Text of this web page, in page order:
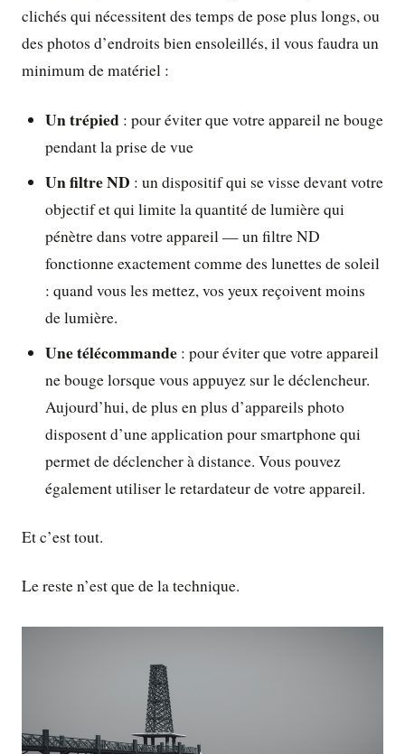
clichés qui nécessitent des temps de pose plus longs, ou
des photos d’endroits bien ensoleillés, il vous faudra un
minimum de matériel :
Un trépied : pour éviter que votre appareil ne bouge
pendant la prise de vue
Un filtre ND : un dispositif qui se visse devant votre
objectif et qui limite la quantité de lumière qui
pénètre dans votre appareil — un filtre ND
fonctionne exactement comme des lunettes de soleil
: quand vous les mettez, vos yeux reçoivent moins
de lumière.
Une télécommande : pour éviter que votre appareil
ne bouge lorsque vous appuyez sur le déclencheur.
Aujourd’hui, de plus en plus d’appareils photo
disposent d’une application pour smartphone qui
permet de déclencher à distance. Vous pouvez
également utiliser le retardateur de votre appareil.
Et c’est tout.
Le reste n’est que de la technique.